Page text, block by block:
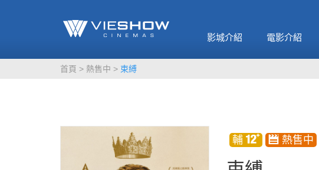
影城介紹 電影介紹
MORE
MORE
首頁 熱售中 束縛